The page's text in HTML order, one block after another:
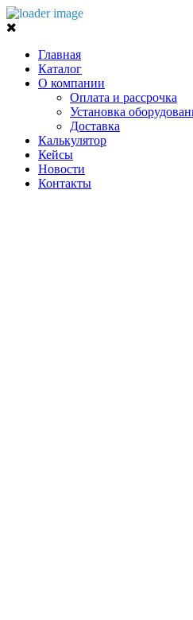
Главная
Каталог
О компании
Оплата и рассрочка
Установка
Доставка
Калькулятор
Кейсы
Новости
Контакты